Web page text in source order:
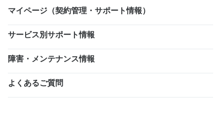
マイページ（契約管理・サポート情報）
サービス別サポート情報
障害・メンテナンス情報
よくあるご質問